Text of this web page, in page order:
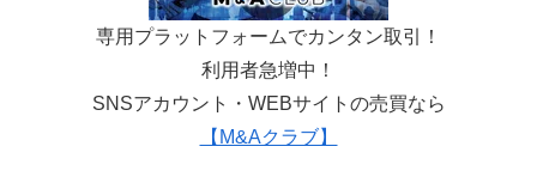
専用プラットフォームでカンタン取引！
利用者急増中！
SNSアカウント・WEBサイトの売買なら
【M&Aクラブ】